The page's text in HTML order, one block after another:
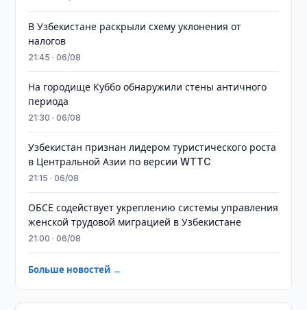
В Узбекистане раскрыли схему уклонения от
налогов
21:45 · 06/08
На городище Куббо обнаружили стены античного
периода
21:30 · 06/08
Узбекистан признан лидером туристического роста
в Центральной Азии по версии WTTC
21:15 · 06/08
ОБСЕ содействует укреплению системы управления
женской трудовой миграцией в Узбекистане
21:00 · 06/08
Больше новостей →